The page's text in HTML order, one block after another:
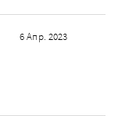
6 Апр. 2023